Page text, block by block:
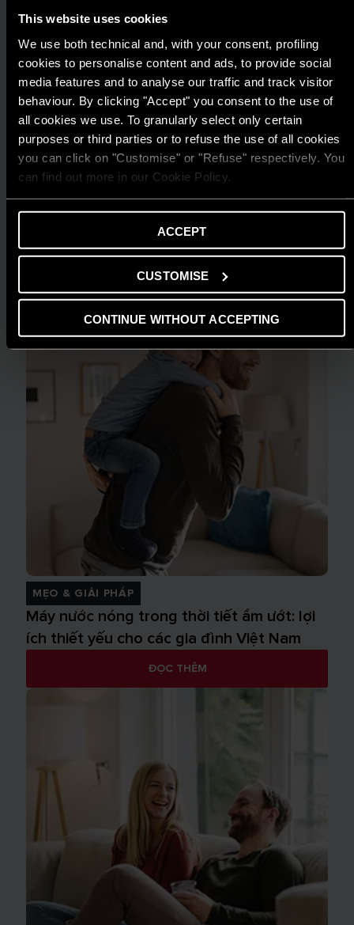
This website uses cookies
We use both technical and, with your consent, profiling
cookies to personalise content and ads, to provide social
media features and to analyse our traffic and track visitor
behaviour. By clicking "Accept" you consent to the use of
all cookies we use. To granularly select only certain
purposes or third parties or to refuse the use of all cookies
you can click on "Customise" or "Refuse" respectively. You
can find out more in our Cookie Policy.
ACCEPT
CUSTOMISE
CONTINUE WITHOUT ACCEPTING
TIN TỨC
ARISTON THIẾT LẬP CHUẨN MỰC MỚI
CHO GIẢI PHÁP NƯỚC NÓNG TẠI GIẢI
THƯỞNG HIỆU QUẢ NĂNG LƯỢNG 2025
ĐỌC THÊM
MẸO & GIẢI PHÁP
Máy nước nóng trong thời tiết ẩm ướt: lợi
ích thiết yếu cho các gia đình Việt Nam
ĐỌC THÊM